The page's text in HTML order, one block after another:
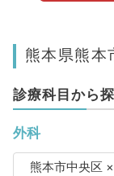
熊本県熊本
診療科目から
外科
熊本市中央区